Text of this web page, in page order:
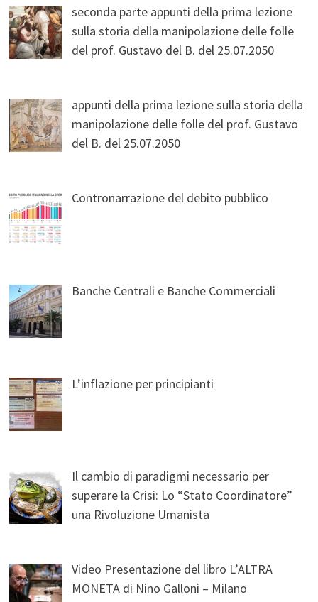
seconda parte appunti della prima lezione
sulla storia della manipolazione delle folle
del prof. Gustavo del B. del 25.07.2050
appunti della prima lezione sulla storia della
manipolazione delle folle del prof. Gustavo
del B. del 25.07.2050
Contronarrazione del debito pubblico
Banche Centrali e Banche Commerciali
L’inflazione per principianti
Il cambio di paradigmi necessario per
superare la Crisi: Lo “Stato Coordinatore”
una Rivoluzione Umanista
Video Presentazione del libro L’ALTRA
MONETA di Nino Galloni – Milano